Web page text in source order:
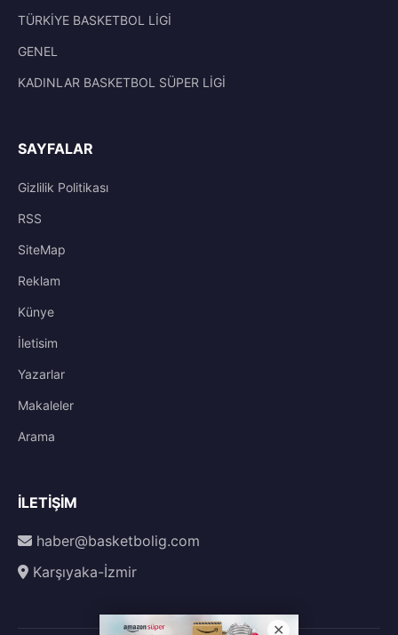
TÜRKİYE BASKETBOL LİGİ
GENEL
KADINLAR BASKETBOL SÜPER LİGİ
SAYFALAR
Gizlilik Politikası
RSS
SiteMap
Reklam
Künye
İletisim
Yazarlar
Makaleler
Arama
İLETIŞIM
haber@basketbolig.com
Karşıyaka-İzmir